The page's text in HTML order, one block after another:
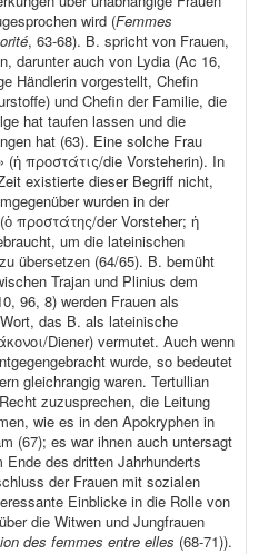
wird (Femmes
, 63-68). B. spricht von Frauen,
darunter auch von Lydia (Ac 16,
Händlerin vorgestellt, Chefin
und Chefin der Familie, die
hat taufen lassen und die
hat (63). Eine solche Frau
(ἡ προστάτις/die Vorsteherin). In
existierte dieser Begriff nicht,
wurden in der
προστάτης/der Vorsteher; ἡ
um die lateinischen
zu übersetzen (64/65). B. bemüht
Trajan und Plinius dem
96, 8) werden Frauen als
das B. als lateinische
Diener) vermutet. Auch wenn
wurde, so bedeutet
gleichrangig waren. Tertullian
zuzusprechen, die Leitung
wie es in den Apokryphen in
(67); es war ihnen auch untersagt
des dritten Jahrhunderts
der Frauen mit sozialen
Einblicke in die Rolle von
die Witwen und Jungfrauen
des femmes entre elles (68-71)).